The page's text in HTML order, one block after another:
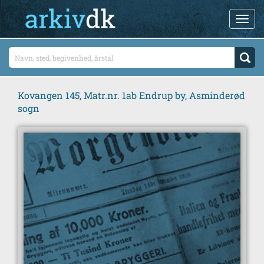
Kovangen 145, Matr.nr. 1ab Endrup by, Asminderød
sogn